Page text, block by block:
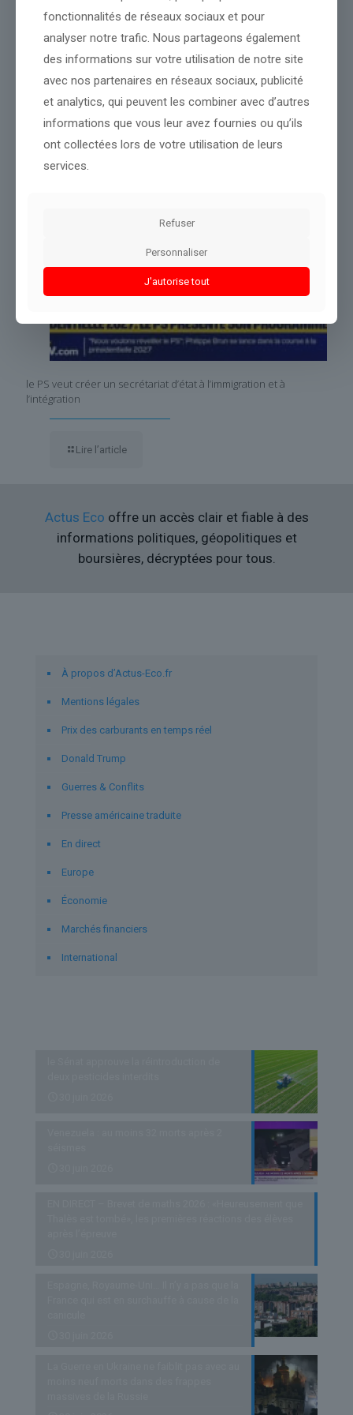
proposer des analyses.
Partager le contenu
Dans le même thème
le PS veut créer un secrétariat d’état à l’immigration et à
l’intégration
Lire l’article
Actus Eco offre un accès clair et fiable à des
informations politiques, géopolitiques et
boursières, décryptées pour tous.
À propos d’Actus-Eco.fr
Mentions légales
Prix des carburants en temps réel
Donald Trump
Guerres & Conflits
Presse américaine traduite
En direct
Europe
Économie
Marchés financiers
International
fonctionnalités de réseaux sociaux et pour
analyser notre trafic. Nous partageons également
des informations sur votre utilisation de notre site
avec nos partenaires en réseaux sociaux, publicité
et analytics, qui peuvent les combiner avec d’autres
informations que vous leur avez fournies ou qu’ils
ont collectées lors de votre utilisation de leurs
services.
Refuser
Personnaliser
J'autorise tout